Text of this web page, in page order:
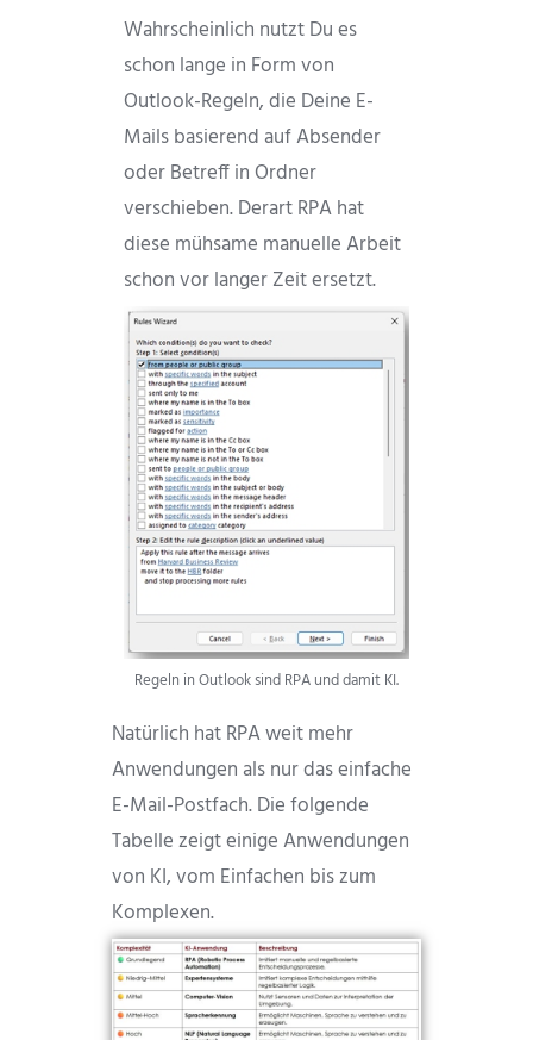
Wahrscheinlich nutzt Du es
schon lange in Form von
Outlook-Regeln, die Deine E-
Mails basierend auf Absender
oder Betreff in Ordner
verschieben. Derart RPA hat
diese mühsame manuelle Arbeit
schon vor langer Zeit ersetzt.
Regeln in Outlook sind RPA und damit KI.
Natürlich hat RPA weit mehr
Anwendungen als nur das einfache
E-Mail-Postfach. Die folgende
Tabelle zeigt einige Anwendungen
von KI, vom Einfachen bis zum
Komplexen.